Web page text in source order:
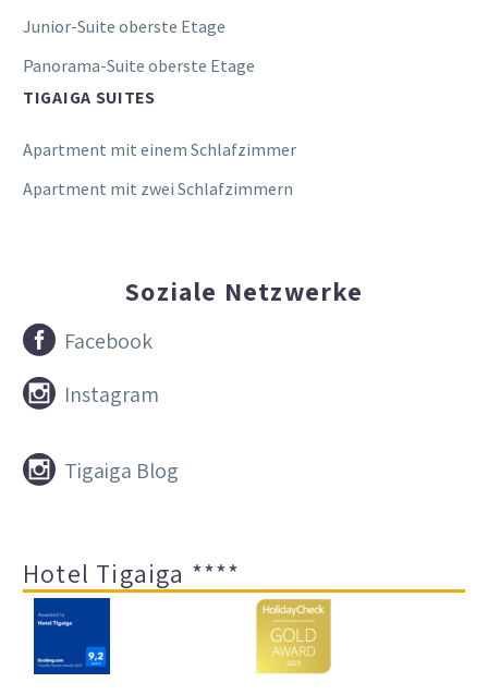
Junior-Suite oberste Etage
Panorama-Suite oberste Etage
TIGAIGA SUITES
Apartment mit einem Schlafzimmer
Apartment mit zwei Schlafzimmern
Soziale Netzwerke

 Facebook

 Instagram

 Tigaiga Blog
Hotel Tigaiga ****